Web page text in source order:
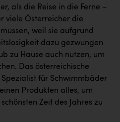
als die Reise in die Ferne –
viele Österreicher die
weil sie aufgrund
dazu gezwungen
zu Hause auch nutzen, um
Das österreichische
für Schwimmbäder
Produkten alles, um
Zeit des Jahres zu